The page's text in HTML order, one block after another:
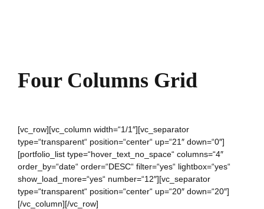
Four Columns Grid
[vc_row][vc_column width=“1/1″][vc_separator
type=“transparent“ position=“center“ up=“21″ down=“0″]
[portfolio_list type=“hover_text_no_space“ columns=“4″
order_by=“date“ order=“DESC“ filter=“yes“ lightbox=“yes“
show_load_more=“yes“ number=“12″][vc_separator
type=“transparent“ position=“center“ up=“20″ down=“20″]
[/vc_column][/vc_row]